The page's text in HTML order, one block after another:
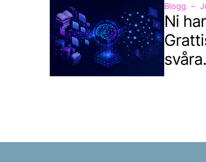
Blogg
Ni
svåra.